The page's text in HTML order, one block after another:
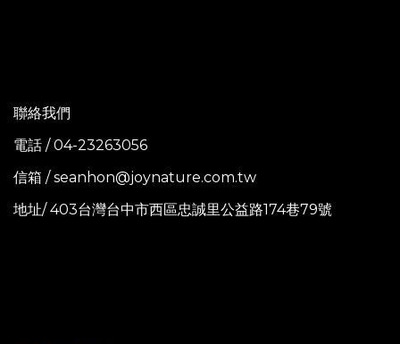
聯絡我們
電話 / 04-23263056
信箱 / seanhon@joynature.com.tw
地址/ 403台灣台中市西區忠誠里公益路174巷79號